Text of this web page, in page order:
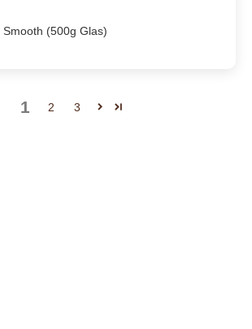
(500g Glas)
1 2 3